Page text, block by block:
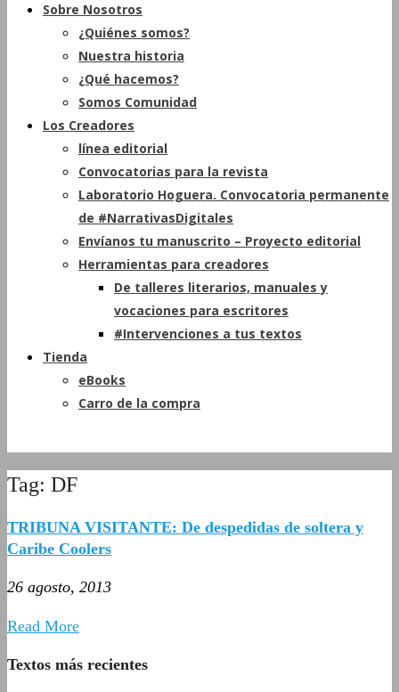
Sobre Nosotros
¿Quiénes somos?
Nuestra historia
¿Qué hacemos?
Somos Comunidad
Los Creadores
línea editorial
Convocatorias para la revista
Laboratorio Hoguera. Convocatoria permanente
de #NarrativasDigitales
Envíanos tu manuscrito – Proyecto editorial
Herramientas para creadores
De talleres literarios, manuales y
vocaciones para escritores
#Intervenciones a tus textos
Tienda
eBooks
Carro de la compra
Tag: DF
TRIBUNA VISITANTE: De despedidas de soltera y
Caribe Coolers
26 agosto, 2013
Read More
Textos más recientes